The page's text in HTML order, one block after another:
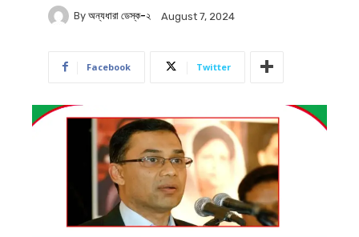
By অন্যধারা ডেস্ক-২ August 7, 2024
Facebook Twitter